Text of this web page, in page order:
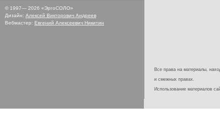
© 1997— 2026 «ЭргоСОЛО»
Дизайн: Алексей Викторович Андреев
Вебмастер: Евгений Алексеевич Никитин
Все права на материалы,
и смежных правах.
Использование материалов